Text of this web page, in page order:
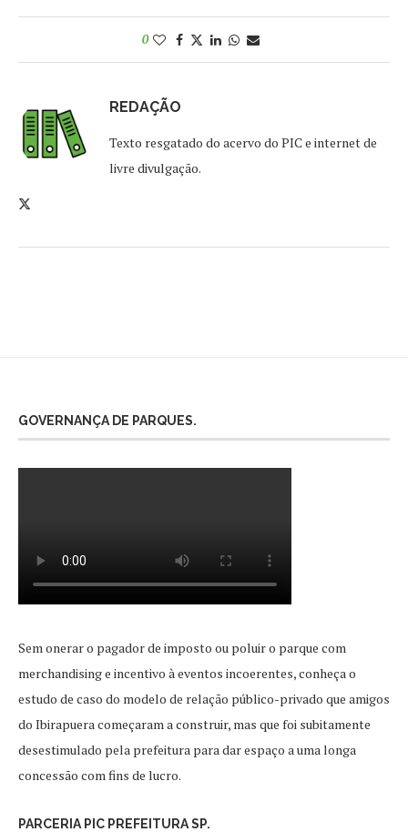
0
REDAÇÃO
Texto resgatado do acervo do PIC e internet de
livre divulgação.
GOVERNANÇA DE PARQUES.
Sem onerar o pagador de imposto ou poluir o parque com
merchandising e incentivo à eventos incoerentes, conheça o
estudo de caso do modelo de relação público-privado que amigos
do Ibirapuera começaram a construir, mas que foi subitamente
desestimulado pela prefeitura para dar espaço a uma longa
concessão com fins de lucro.
PARCERIA PIC PREFEITURA SP.